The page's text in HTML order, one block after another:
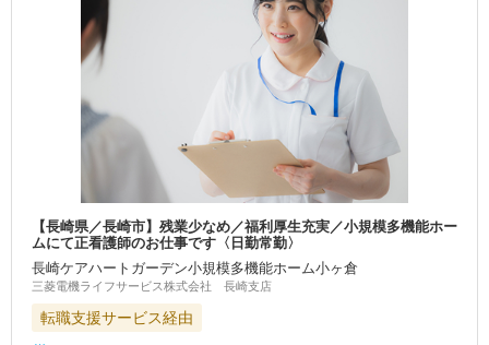
【長崎県／長崎市】残業少なめ／福利厚生充実／小規模多機能ホー
ムにて正看護師のお仕事です〈日勤常勤〉
長崎ケアハートガーデン小規模多機能ホーム小ヶ倉
三菱電機ライフサービス株式会社 長崎支店
転職支援サービス経由